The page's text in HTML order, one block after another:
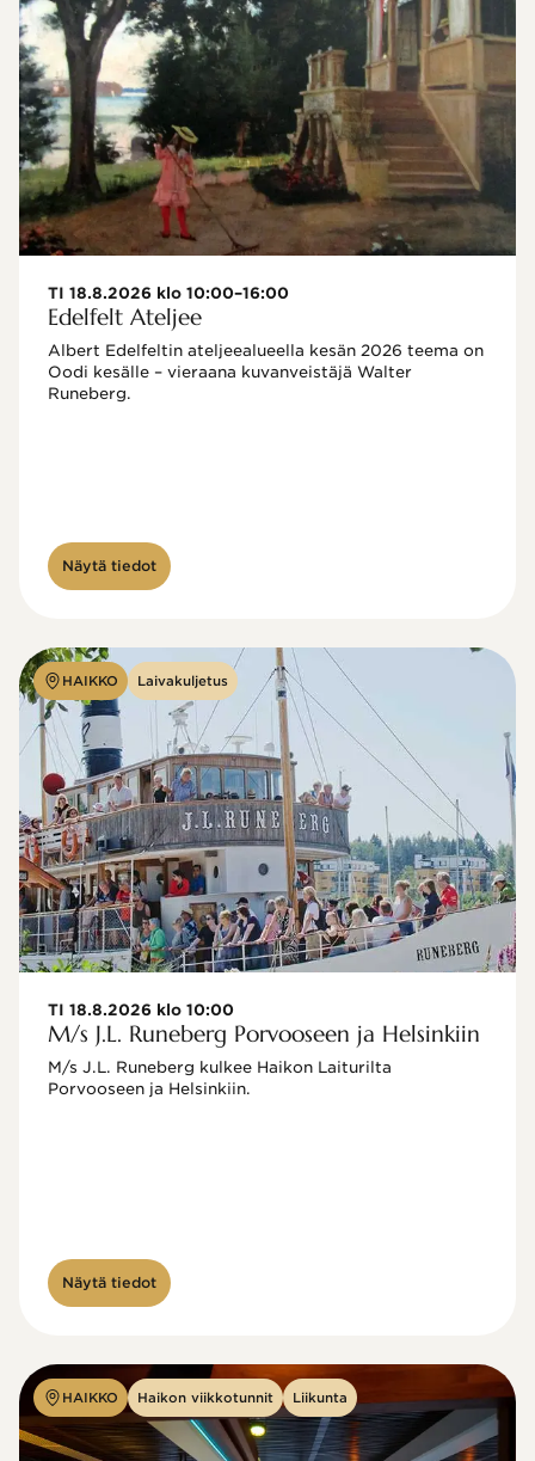
TI 18.8.2026 klo 10:00–16:00
Edelfelt Ateljee
Albert Edelfeltin ateljeealueella kesän 2026 teema on
Oodi kesälle – vieraana kuvanveistäjä Walter
Näytä tiedot
HAIKKO Laivakuljetus
TI 18.8.2026 klo 10:00
M/s J.L. Runeberg Porvooseen ja Helsinkiin
M/s J.L. Runeberg kulkee Haikon Laiturilta
Porvooseen ja Helsinkiin.
Näytä tiedot
HAIKKO Haikon viikkotunnit Liikunta